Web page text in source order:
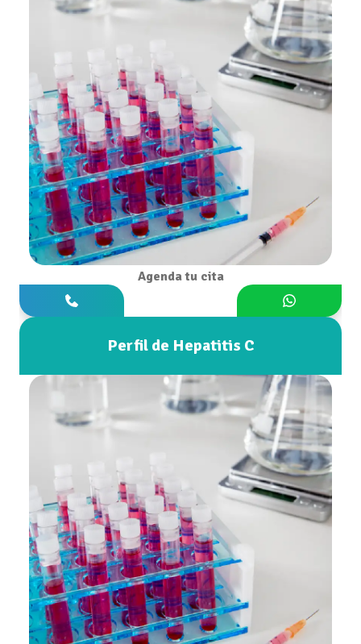
Agenda tu cita
Perfil de Hepatitis C